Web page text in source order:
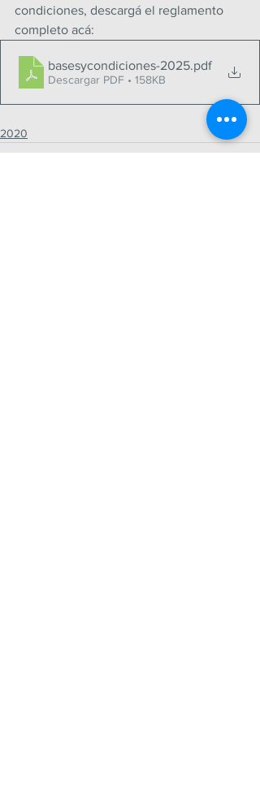
condiciones, descargá el reglamento
completo acá:
basesycondiciones-2025.pdf
Descargar PDF • 158KB
2020